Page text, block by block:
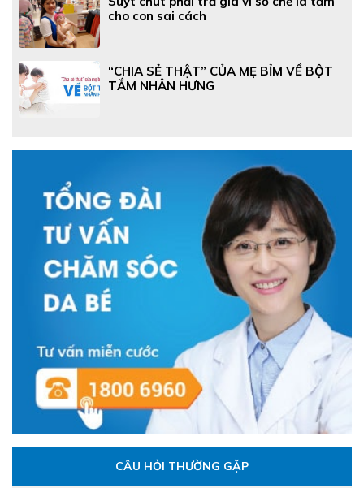
cho con sai cách
“CHIA SẺ THẬT” CỦA MẸ BỈM VỀ BỘT
TẮM NHÂN HƯNG
CÂU HỎI THƯỜNG GẶP